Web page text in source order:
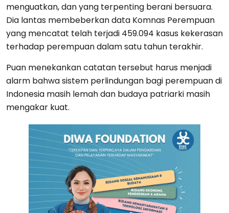
menguatkan, dan yang terpenting berani bersuara.
Dia lantas membeberkan data Komnas Perempuan
yang mencatat telah terjadi 459.094 kasus kekerasan
terhadap perempuan dalam satu tahun terakhir.
Puan menekankan catatan tersebut harus menjadi
alarm bahwa sistem perlindungan bagi perempuan di
Indonesia masih lemah dan budaya patriarki masih
mengakar kuat.